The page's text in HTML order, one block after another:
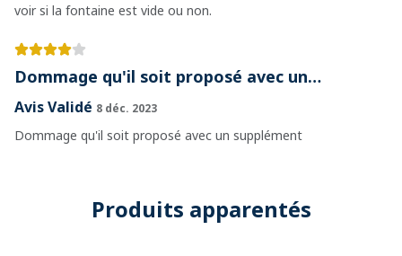
voir si la fontaine est vide ou non.
Dommage qu'il soit proposé avec un…
Avis Validé 8 déc. 2023
Dommage qu'il soit proposé avec un supplément
Produits apparentés